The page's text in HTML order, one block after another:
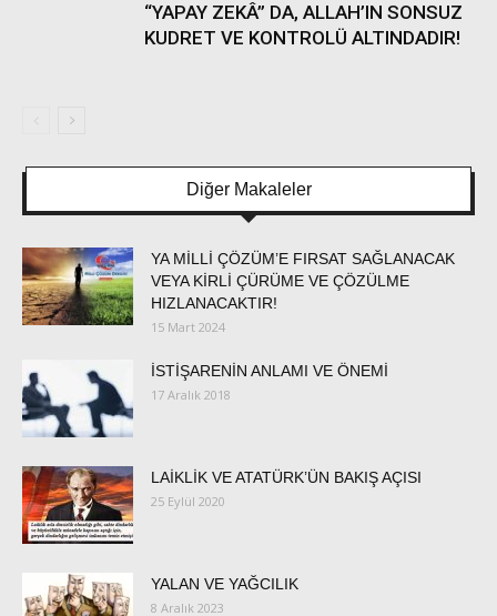
“YAPAY ZEKÂ” DA, ALLAH’IN SONSUZ
KUDRET VE KONTROLÜ ALTINDADIR!
Diğer Makaleler
YA MİLLİ ÇÖZÜM’E FIRSAT SAĞLANACAK
VEYA KİRLİ ÇÜRÜME VE ÇÖZÜLME
HIZLANACAKTIR!
15 Mart 2024
İSTİŞARENİN ANLAMI VE ÖNEMİ
17 Aralık 2018
LAİKLİK VE ATATÜRK’ÜN BAKIŞ AÇISI
25 Eylül 2020
YALAN VE YAĞCILIK
8 Aralık 2023